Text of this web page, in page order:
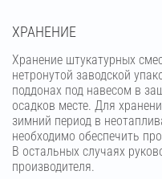
ХРАНЕНИЕ
Хранение штукатурных
нетронутой заводской
поддонах под навесом в
осадков месте. Для
зимний период в
необходимо обеспечить
В остальных случаях
производителя.